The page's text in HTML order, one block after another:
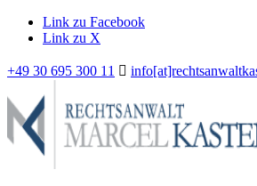
Link zu Facebook
Link zu X
+49 30 695 300 11